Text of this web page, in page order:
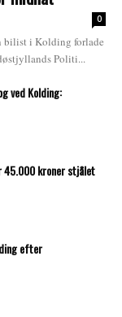
0
bilist i Kolding forlade
Politi...
ved Kolding:
45.000 kroner stjålet
efter